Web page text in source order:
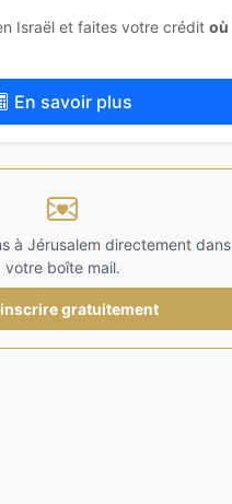
Israël et faites votre crédit où
En savoir plus
à Jérusalem directement dans
votre boîte mail.
gratuitement